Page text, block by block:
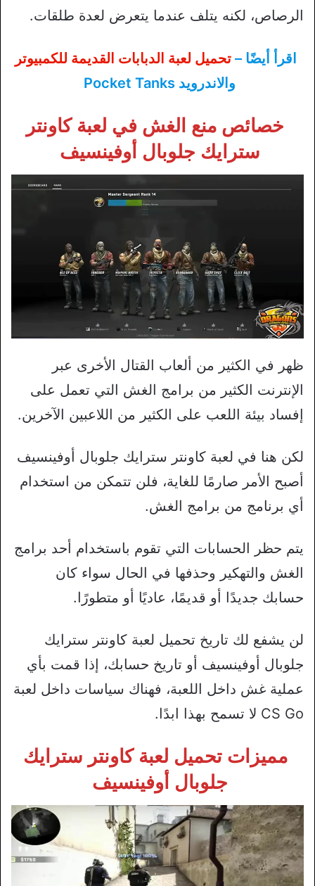
الرصاص، لكنه يتلف عندما يتعرض لعدة طلقات.
اقرأ أيضًا – تحميل لعبة الدبابات القديمة للكمبيوتر
والاندرويد Pocket Tanks
خصائص منع الغش في لعبة كاونتر
سترايك جلوبال أوفينسيف
ظهر في الكثير من ألعاب القتال الأخرى عبر
الإنترنت الكثير من برامج الغش التي تعمل على
إفساد بيئة اللعب على الكثير من اللاعبين الآخرين.
لكن هنا في لعبة كاونتر سترايك جلوبال أوفينسيف
أصبح الأمر صارمًا للغاية، فلن تتمكن من استخدام
أي برنامج من برامج الغش.
يتم حظر الحسابات التي تقوم باستخدام أحد برامج
الغش والتهكير وحذفها في الحال سواء كان
حسابك جديدًا أو قديمًا، عاديًا أو متطورًا.
لن يشفع لك تاريخ تحميل لعبة كاونتر سترايك
جلوبال أوفينسيف أو تاريخ حسابك، إذا قمت بأي
عملية غش داخل اللعبة، فهناك سياسات داخل لعبة
CS Go لا تسمح بهذا ابدًا.
مميزات تحميل لعبة كاونتر سترايك
جلوبال أوفينسيف